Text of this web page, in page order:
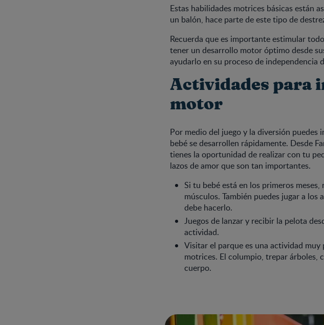
Estas habilidades motrices básicas están
un balón, hace parte de este tipo de
Recuerda que es importante estimular
tener un desarrollo motor óptimo desde
ayudarlo en su proceso de independencia
Actividades para
motor
Por medio del juego y la diversión puedes
bebé se desarrollen rápidamente. Desde
tienes la oportunidad de realizar con tu
lazos de amor que son tan importantes.
Si tu bebé está en los primeros
músculos. También puedes jugar a
debe hacerlo.
Juegos de lanzar y recibir la pelota
actividad.
Visitar el parque es una actividad
motrices. El columpio, trepar árboles,
cuerpo.